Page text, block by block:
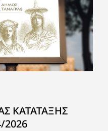
ΚΑΤΑΤΑΞΗΣ